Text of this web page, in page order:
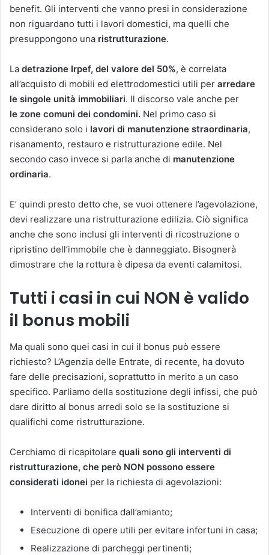
benefit. Gli interventi che vanno presi in considerazione
non riguardano tutti i lavori domestici, ma quelli che
presuppongono una ristrutturazione.
La detrazione Irpef, del valore del 50%, è correlata
all’acquisto di mobili ed elettrodomestici utili per arredare
le singole unità immobiliari. Il discorso vale anche per
le zone comuni dei condomini. Nel primo caso si
considerano solo i lavori di manutenzione straordinaria,
risanamento, restauro e ristrutturazione edile. Nel
secondo caso invece si parla anche di manutenzione
ordinaria.
E’ quindi presto detto che, se vuoi ottenere l’agevolazione,
devi realizzare una ristrutturazione edilizia. Ciò significa
anche che sono inclusi gli interventi di ricostruzione o
ripristino dell’immobile che è danneggiato. Bisognerà
dimostrare che la rottura è dipesa da eventi calamitosi.
Tutti i casi in cui NON è valido
il bonus mobili
Ma quali sono quei casi in cui il bonus può essere
richiesto? L’Agenzia delle Entrate, di recente, ha dovuto
fare delle precisazioni, soprattutto in merito a un caso
specifico. Parliamo della sostituzione degli infissi, che può
dare diritto al bonus arredi solo se la sostituzione si
qualifichi come ristrutturazione.
Cerchiamo di ricapitolare quali sono gli interventi di
ristrutturazione, che però NON possono essere
considerati idonei per la richiesta di agevolazioni:
Interventi di bonifica dall’amianto;
Esecuzione di opere utili per evitare infortuni in casa;
Realizzazione di parcheggi pertinenti;